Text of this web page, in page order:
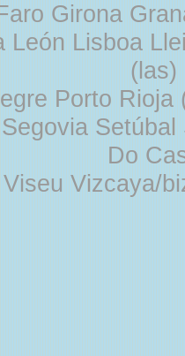
Girona
León Lisboa
Porto
Do
Viseu Vizcaya/